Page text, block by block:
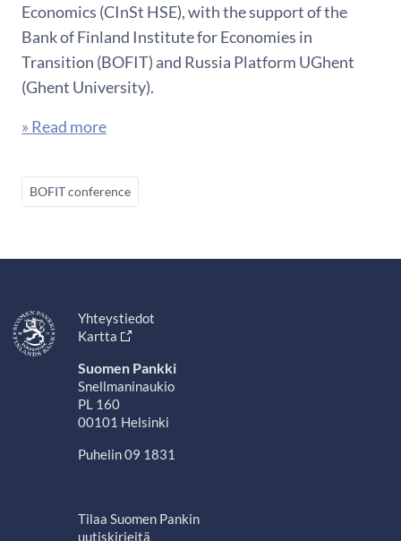
Economics (CInSt HSE), with the support of the
Bank of Finland Institute for Economies in
Transition (BOFIT) and Russia Platform UGhent
(Ghent University).
» Read more
BOFIT conference
Yhteystiedot
Kartta
Suomen Pankki
Snellmaninaukio
PL 160
00101 Helsinki
Puhelin 09 1831
Tilaa Suomen Pankin
uutiskirjeitä